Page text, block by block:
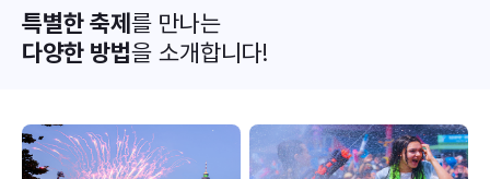
특별한 축제를 만나는
다양한 방법을 소개합니다!